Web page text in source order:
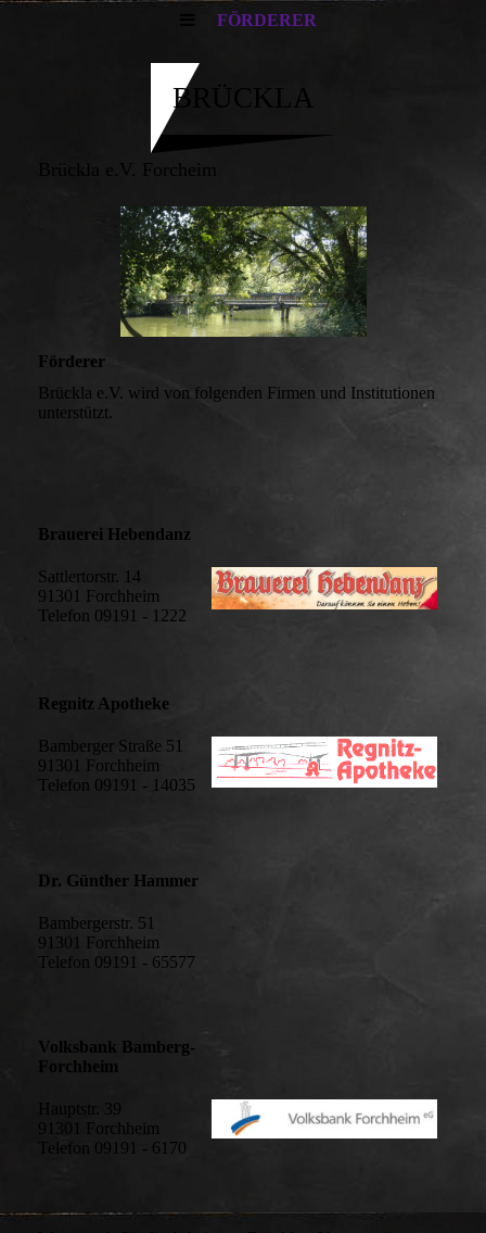
FÖRDERER
BRÜCKLA
Brückla e.V. Forcheim
Förderer
Brückla e.V. wird von folgenden Firmen und Institutionen
unterstützt.
Brauerei Hebendanz
Sattlertorstr. 14
91301 Forchheim
Telefon 09191 - 1222
Regnitz Apotheke
Bamberger Straße 51
91301 Forchheim
Telefon 09191 - 14035
Dr. Günther Hammer
Bambergerstr. 51
91301 Forchheim
Telefon 09191 - 65577
Volksbank Bamberg-
Forchheim
Hauptstr. 39
91301 Forchheim
Telefon 09191 - 6170